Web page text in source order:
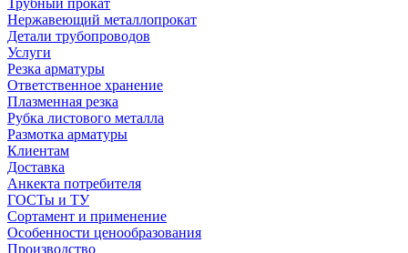
Нержавеющий металлопрокат
Детали трубопроводов
Услуги
Резка арматуры
Ответственное хранение
Плазменная резка
Рубка листового металла
Размотка арматуры
Клиентам
Доставка
Анкекта потребителя
ГОСТы и ТУ
Сортамент и применение
Особенности ценообразования
Производство